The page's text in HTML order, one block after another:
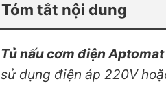
Tóm tắt nội dung
Tủ nấu cơm điện
sử dụng điện áp 220V